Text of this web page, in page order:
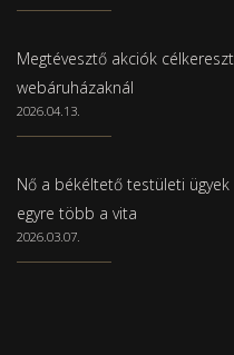
Megtévesztő akciók
webáruházaknál
2026.04.13.
Nő a békéltető testületi
egyre több a vita
2026.03.07.